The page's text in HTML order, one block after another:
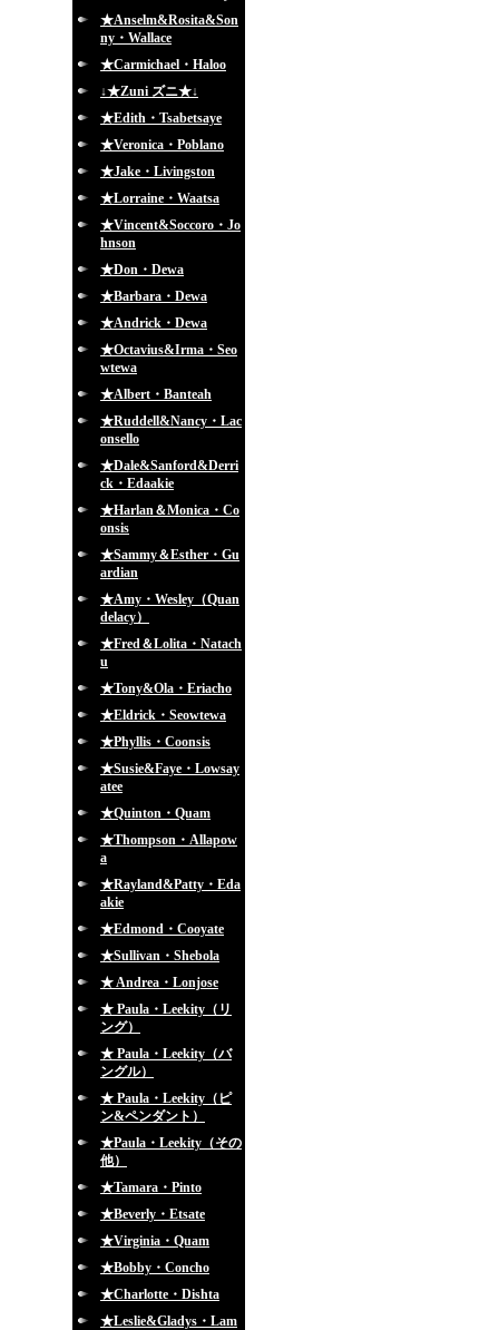
★Anselm&Rosita&Son
ny・Wallace
★Carmichael・Haloo
↓★Zuni ズニ★↓
★Edith・Tsabetsaye
★Veronica・Poblano
★Jake・Livingston
★Lorraine・Waatsa
★Vincent&Soccoro・Jo
hnson
★Don・Dewa
★Barbara・Dewa
★Andrick・Dewa
★Octavius&Irma・Seo
wtewa
★Albert・Banteah
★Ruddell&Nancy・Lac
onsello
★Dale&Sanford&Derri
ck・Edaakie
★Harlan＆Monica・Co
onsis
★Sammy＆Esther・Gu
ardian
★Amy・Wesley（Quan
delacy）
★Fred＆Lolita・Natach
u
★Tony&Ola・Eriacho
★Eldrick・Seowtewa
★Phyllis・Coonsis
★Susie&Faye・Lowsay
atee
★Quinton・Quam
★Thompson・Allapow
a
★Rayland&Patty・Eda
akie
★Edmond・Cooyate
★Sullivan・Shebola
★ Andrea・Lonjose
★ Paula・Leekity（リ
ング）
★ Paula・Leekity（バ
ングル）
★ Paula・Leekity（ピ
ン&ペンダント）
★Paula・Leekity（その
他）
★Tamara・Pinto
★Beverly・Etsate
★Virginia・Quam
★Bobby・Concho
★Charlotte・Dishta
★Leslie&Gladys・Lam